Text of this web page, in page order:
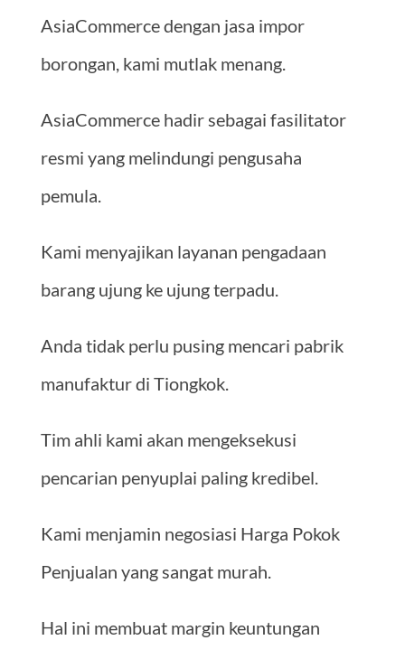
AsiaCommerce dengan jasa impor
borongan, kami mutlak menang.
AsiaCommerce hadir sebagai fasilitator
resmi yang melindungi pengusaha
pemula.
Kami menyajikan layanan pengadaan
barang ujung ke ujung terpadu.
Anda tidak perlu pusing mencari pabrik
manufaktur di Tiongkok.
Tim ahli kami akan mengeksekusi
pencarian penyuplai paling kredibel.
Kami menjamin negosiasi Harga Pokok
Penjualan yang sangat murah.
Hal ini membuat margin keuntungan